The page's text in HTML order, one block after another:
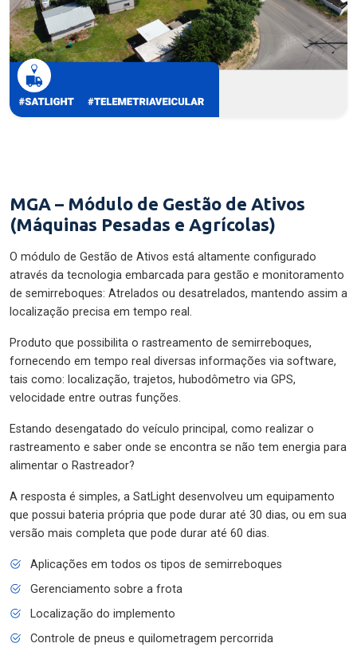
MGA – Módulo de Gestão de Ativos
(Máquinas Pesadas e Agrícolas)
O módulo de Gestão de Ativos está altamente configurado
através da tecnologia embarcada para gestão e monitoramento
de semirreboques: Atrelados ou desatrelados, mantendo assim a
localização precisa em tempo real.
Produto que possibilita o rastreamento de semirreboques,
fornecendo em tempo real diversas informações via software,
tais como: localização, trajetos, hubodômetro via GPS,
velocidade entre outras funções.
Estando desengatado do veículo principal, como realizar o
rastreamento e saber onde se encontra se não tem energia para
alimentar o Rastreador?
A resposta é simples, a SatLight desenvolveu um equipamento
que possui bateria própria que pode durar até 30 dias, ou em sua
versão mais completa que pode durar até 60 dias.
Aplicações em todos os tipos de semirreboques
Gerenciamento sobre a frota
Localização do implemento
Controle de pneus e quilometragem percorrida